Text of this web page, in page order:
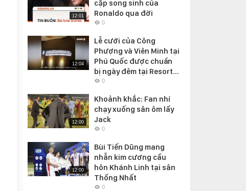
12:01
cặp song sinh của
Ronaldo qua đời
0
12:04
Lễ cưới của Công
Phượng và Viên Minh tại
Phú Quốc được chuẩn
bị ngày đêm tại Resort...
0
12:00
Khoảnh khắc: Fan nhí
chạy xuống sân ôm lấy
Jack
0
12:00
Bùi Tiến Dũng mang
nhẫn kim cương cầu
hôn Khánh Linh tại sân
Thống Nhất
0